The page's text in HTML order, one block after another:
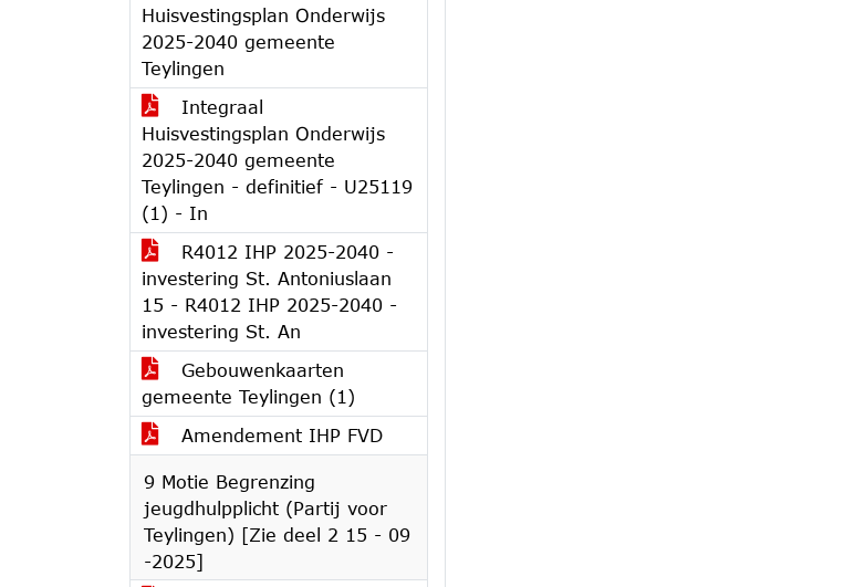
Huisvestingsplan Onderwijs
2025-2040 gemeente
Teylingen
Integraal
Huisvestingsplan Onderwijs
2025-2040 gemeente
Teylingen - definitief - U25119
(1) - In
R4012 IHP 2025-2040 -
investering St. Antoniuslaan
15 - R4012 IHP 2025-2040 -
investering St. An
Gebouwenkaarten
gemeente Teylingen (1)
Amendement IHP FVD
9 Motie Begrenzing
jeugdhulpplicht (Partij voor
Teylingen) [Zie deel 2 15 - 09
-2025]